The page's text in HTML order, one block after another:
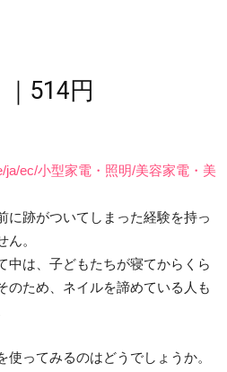
514円
ja/ec/小型家電・照明/美容家電・美
に跡がついてしまった経験を持っ
。
中は、子どもたちが寝てからくら
のため、ネイルを諦めている人も
ってみるのはどうでしょうか。